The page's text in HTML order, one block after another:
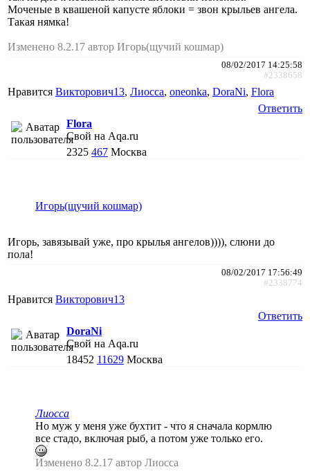
Моченые в квашеной капусте яблоки = звон крыльев ангела.
Такая нямка!
Изменено 8.2.17 автор Игорь(щучий кошмар)
08/02/2017 14:25:58
#2338658
Нравится Викторович13, Лиосса, oneonka, DoraNi, Flora
Ответить
Flora
Свой на Aqa.ru
2325 467 Москва
Игорь(щучий кошмар)
Игорь, завязывай уже, про крылья ангелов)))), слюни до
пола!
08/02/2017 17:56:49
#2338774
Нравится Викторович13
Ответить
DoraNi
Свой на Aqa.ru
18452 11629 Москва
Лиосса
Но муж у меня уже бухтит - что я сначала кормлю
все стадо, включая рыб, а потом уже только его.
Изменено 8.2.17 автор Лиосса